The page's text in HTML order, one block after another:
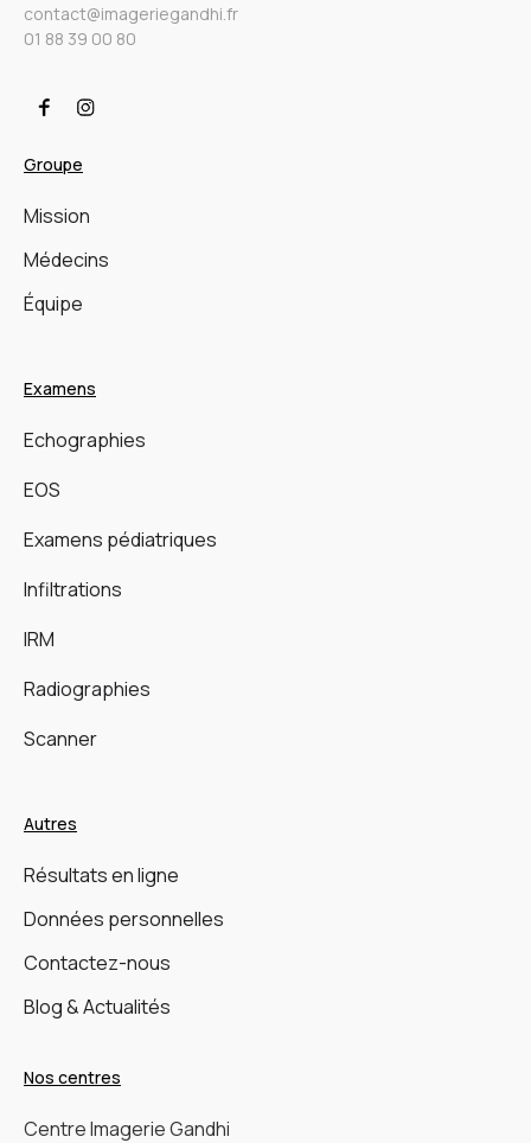
contact@imageriegandhi.fr
01 88 39 00 80
Groupe
Mission
Médecins
Équipe
Examens
Echographies
EOS
Examens pédiatriques
Infiltrations
IRM
Radiographies
Scanner
Autres
Résultats en ligne
Données personnelles
Contactez-nous
Blog & Actualités
Nos centres
Centre Imagerie Gandhi